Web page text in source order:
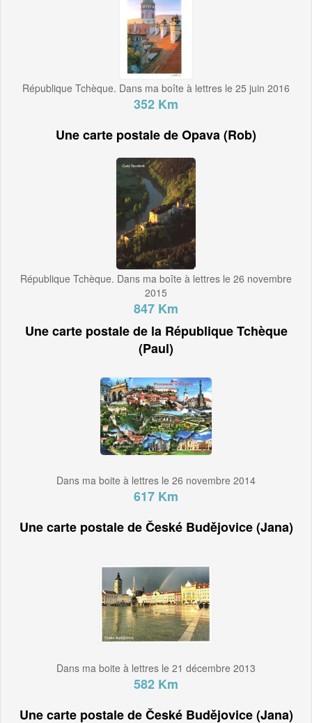
République Tchèque. Dans ma boîte à lettres le 25 juin 2016
352 Km
Une carte postale de Opava (Rob)
République Tchèque. Dans ma boîte à lettres le 26 novembre
2015
847 Km
Une carte postale de la République Tchèque
(Paul)
Dans ma boite à lettres le 26 novembre 2014
617 Km
Une carte postale de České Budějovice (Jana)
Dans ma boite à lettres le 21 décembre 2013
582 Km
Une carte postale de České Budějovice (Jana)